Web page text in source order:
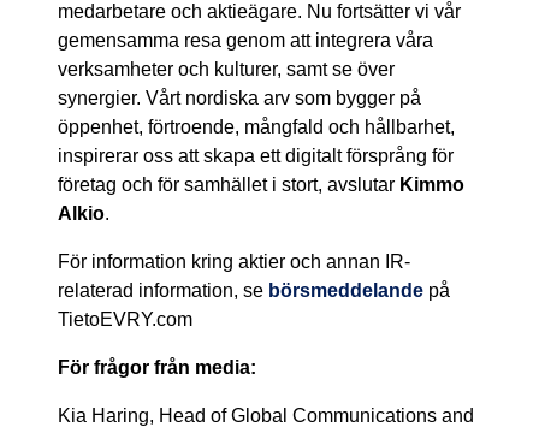
medarbetare och aktieägare. Nu fortsätter vi vår
gemensamma resa genom att integrera våra
verksamheter och kulturer, samt se över
synergier. Vårt nordiska arv som bygger på
öppenhet, förtroende, mångfald och hållbarhet,
inspirerar oss att skapa ett digitalt försprång för
företag och för samhället i stort, avslutar Kimmo
Alkio.
För information kring aktier och annan IR-
relaterad information, se börsmeddelande på
TietoEVRY.com
För frågor från media:
Kia Haring, Head of Global Communications and